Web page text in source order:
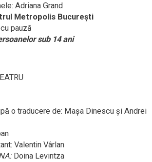
Adriana Grand
Metropolis București
pauză
sub 14 ani
o traducere de: Mașa Dinescu și Andrei
Valentin Vârlan
Doina Levintza